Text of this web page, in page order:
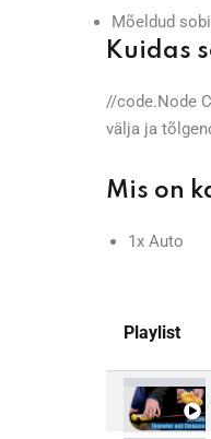
Mõeldud
Kuidas
//code.Node
välja ja
Mis on
1x Auto
Playlist